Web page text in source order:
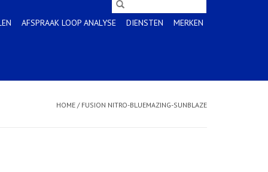
AFSPRAAK LOOP ANALYSE DIENSTEN MERKEN
HOME / FUSION NITRO-BLUEMAZING-SUNBLAZE